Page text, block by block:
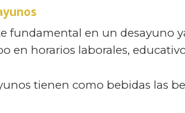
fundamental en un desayuno
en horarios laborales,
tienen como bebidas las